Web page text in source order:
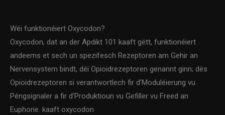
Wéi funktionéiert Oxycodon?
Oxycodon, dat an der Apdikt 101 kaaft gëtt, funktionéiert
andeems et sech un spezifesch Rezeptoren am Gehir an
Nervensystem bindt, déi Opioidrezeptoren genannt ginn; dës
Opioidrezeptoren si verantwortlech fir d’Moduléierung vu
Péngsignaler a fir d’Produktioun vu Gefiller vu Freed an
Euphorie. kaaft oxycodon